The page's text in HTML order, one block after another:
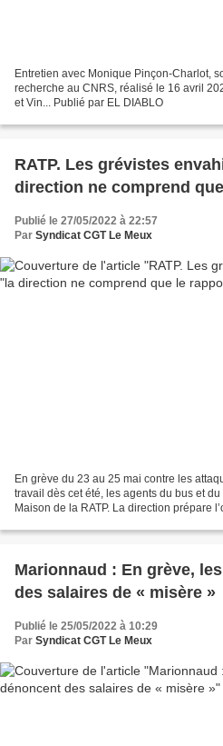
Entretien avec Monique Pinçon-Charlot,
recherche au CNRS, réalisé le 16 avril
et Vin... Publié par EL DIABLO
RATP. Les grévistes
direction ne comprend
Publié le 27/05/2022 à 22:57
Par Syndicat CGT Le Meux
En grève du 23 au 25 mai contre les
travail dès cet été, les agents du bus et
Maison de la RATP. La direction prépare
Marionnaud : En grève,
des salaires de « misère »
Publié le 25/05/2022 à 10:29
Par Syndicat CGT Le Meux